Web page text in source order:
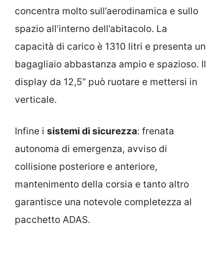
concentra molto sull’aerodinamica e sullo
spazio all’interno dell’abitacolo. La
capacità di carico è 1310 litri e presenta un
bagagliaio abbastanza ampio e spazioso. Il
display da 12,5” può ruotare e mettersi in
verticale.
Infine i sistemi di sicurezza: frenata
autonoma di emergenza, avviso di
collisione posteriore e anteriore,
mantenimento della corsia e tanto altro
garantisce una notevole completezza al
pacchetto ADAS.